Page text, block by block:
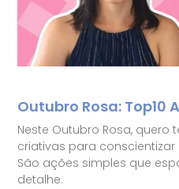
Outubro Rosa: Top10
Neste Outubro Rosa, quero
criativas para
São ações simples que
detalhe.